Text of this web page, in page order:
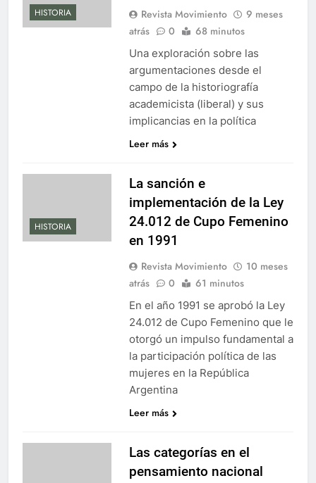
HISTORIA Revista Movimiento
9 meses
atrás
0 68 minutos
Una exploración sobre las
argumentaciones desde el
campo de la historiografía
academicista (liberal) y sus
implicancias en la política
Leer más
HISTORIA
La sanción e
implementación de la Ley
24.012 de Cupo Femenino
en 1991
Revista Movimiento
10 meses
atrás
0 61 minutos
En el año 1991 se aprobó la Ley
24.012 de Cupo Femenino que le
otorgó un impulso fundamental a
la participación política de las
mujeres en la República
Argentina
Leer más
Las categorías en el
pensamiento nacional